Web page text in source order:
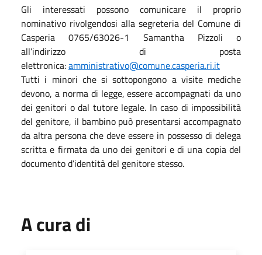
Gli interessati possono comunicare il proprio
nominativo rivolgendosi alla segreteria del Comune di
Casperia 0765/63026-1 Samantha Pizzoli o
all’indirizzo di posta
elettronica:amministrativo@comune.casperia.ri.it
Tutti i minori che si sottopongono a visite mediche
devono, a norma di legge, essere accompagnati da uno
dei genitori o dal tutore legale. In caso di impossibilità
del genitore, il bambino può presentarsi accompagnato
da altra persona che deve essere in possesso di delega
scritta e firmata da uno dei genitori e di una copia del
documento d’identità del genitore stesso.
A cura di